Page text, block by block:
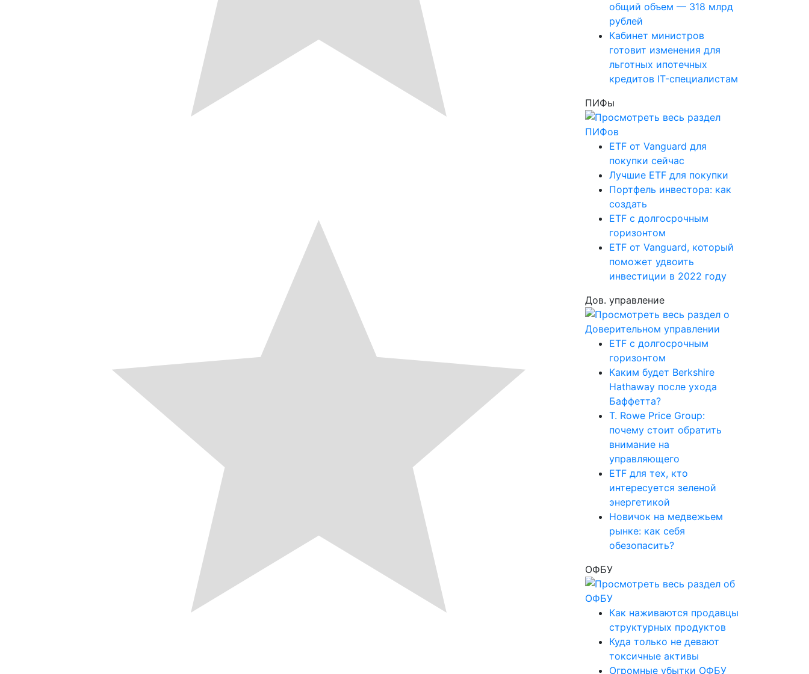
общий объем — 318 млрд
рублей
Кабинет министров
готовит изменения для
льготных ипотечных
кредитов IT-специалистам
ПИФы
ETF от Vanguard для
покупки сейчас
Лучшие ETF для покупки
Портфель инвестора: как
создать
ETF с долгосрочным
горизонтом
ETF от Vanguard, который
поможет удвоить
инвестиции в 2022 году
Дов. управление
ETF с долгосрочным
горизонтом
Каким будет Berkshire
Hathaway после ухода
Баффетта?
T. Rowe Price Group:
почему стоит обратить
внимание на
управляющего
ETF для тех, кто
интересуется зеленой
энергетикой
Новичок на медвежьем
рынке: как себя
обезопасить?
ОФБУ
Как наживаются продавцы
структурных продуктов
Куда только не девают
токсичные активы
Огромные убытки ОФБУ